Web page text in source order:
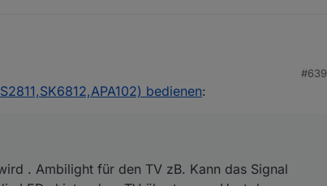
wird . Ambilight für den TV zB. Kann das Signal
auf die LEDs hinter dem TV übertragen. Hast du sowas
#639
bedienen:
. Ambilight für den TV zB. Kann das Signal